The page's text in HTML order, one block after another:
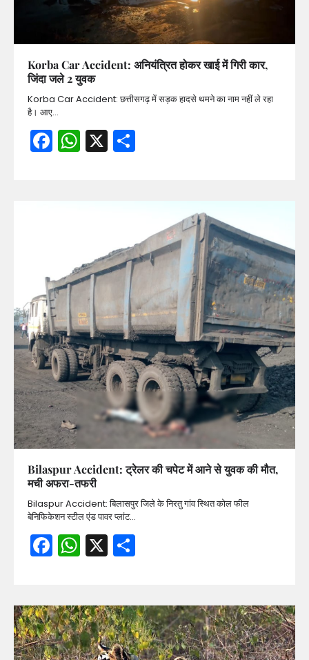
Korba Car Accident: अनियंत्रित होकर खाई में गिरी कार,
जिंदा जले 2 युवक
Korba Car Accident: छत्तीसगढ़ में सड़क हादसे थमने का नाम नहीं ले रहा
है। आए…
Facebook
WhatsApp
X
Bilaspur Accident: ट्रेलर की चपेट में आने से युवक की मौत,
मची अफरा-तफरी
Bilaspur Accident: बिलासपुर जिले के निरतु गांव स्थित कोल फील
बेनिफिकेशन स्टील एंड पावर प्लांट…
Facebook
WhatsApp
X